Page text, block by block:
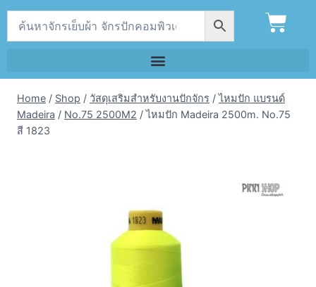
Home / Shop / วัสดุเสริมสำหรับงานปักจักร / ไหมปัก แบรนด์
Madeira / No.75 2500M2 / ไหมปัก Madeira 2500m. No.75
สี 1823